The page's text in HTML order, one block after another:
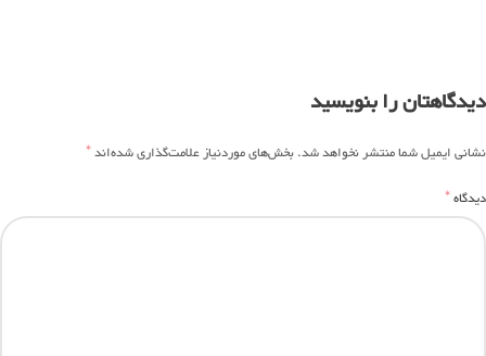
دیدگاهتان را بنویسید
نشانی ایمیل شما منتشر نخواهد شد.بخش‌های موردنیاز علامت‌گذاری شده‌اند*
دیدگاه*